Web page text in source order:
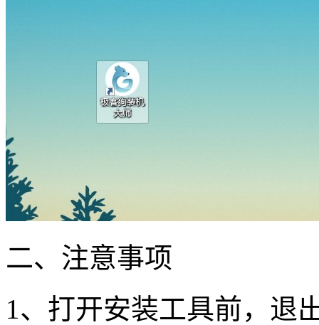
二、注意事项
1 、打开安装工具前，退